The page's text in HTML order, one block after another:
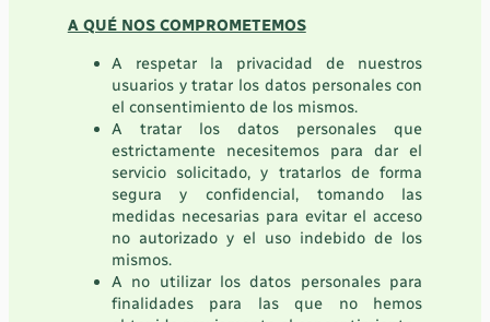
A QUÉ NOS COMPROMETEMOS
A respetar la privacidad de nuestros
usuarios y tratar los datos personales con
el consentimiento de los mismos.
A tratar los datos personales que
estrictamente necesitemos para dar el
servicio solicitado, y tratarlos de forma
segura y confidencial, tomando las
medidas necesarias para evitar el acceso
no autorizado y el uso indebido de los
mismos.
A no utilizar los datos personales para
finalidades para las que no hemos